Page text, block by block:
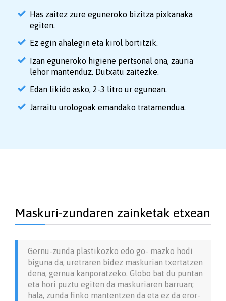
Has zaitez zure eguneroko bizitza pixkanaka
egiten.
Ez egin ahalegin eta kirol bortitzik.
Izan eguneroko higiene pertsonal ona, zauria
lehor mantenduz. Dutxatu zaitezke.
Edan likido asko, 2-3 litro ur egunean.
Jarraitu urologoak emandako tratamendua.
Maskuri-zundaren zainketak etxean
Gernu-zunda plastikozko edo go- mazko hodi
biguna da, uretraren bidez maskurian txertatzen
dena, gernua kanporatzeko. Globo bat du puntan
eta hori puztu egiten da maskuriaren barruan;
hala, zunda finko mantentzen da eta ez da eror-